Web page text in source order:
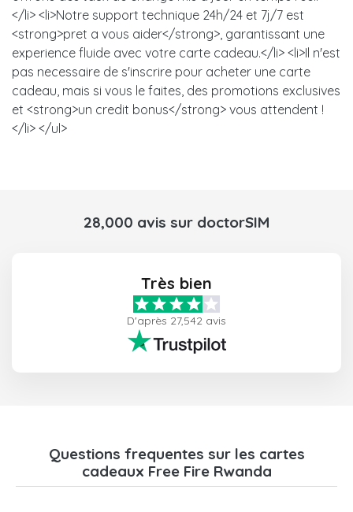
</li> <li>Notre support technique 24h/24 et 7j/7 est
<strong>pret a vous aider</strong>, garantissant une
experience fluide avec votre carte cadeau.</li> <li>Il n'est
pas necessaire de s'inscrire pour acheter une carte
cadeau, mais si vous le faites, des promotions exclusives
et <strong>un credit bonus</strong> vous attendent !
</li> </ul>
28,000 avis sur doctorSIM
Très bien
D'après 27,542 avis
Questions frequentes sur les cartes
cadeaux Free Fire Rwanda